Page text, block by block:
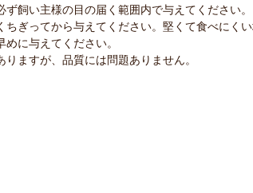
飼い主様の目の届く範囲内で与えてください。
ちぎってから与えてください。堅くて食べにく
に与えてください。
ますが、品質には問題ありません。